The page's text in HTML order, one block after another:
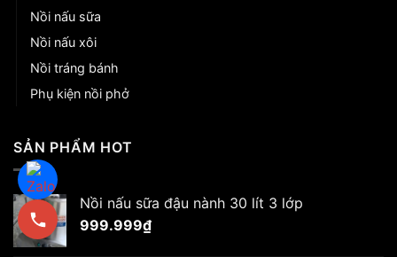
Nồi nấu sữa
Nồi nấu xôi
Nồi tráng bánh
Phụ kiện nồi phở
SẢN PHẨM HOT
Nồi nấu sữa đậu nành 30 lít 3 lớp
999.999₫